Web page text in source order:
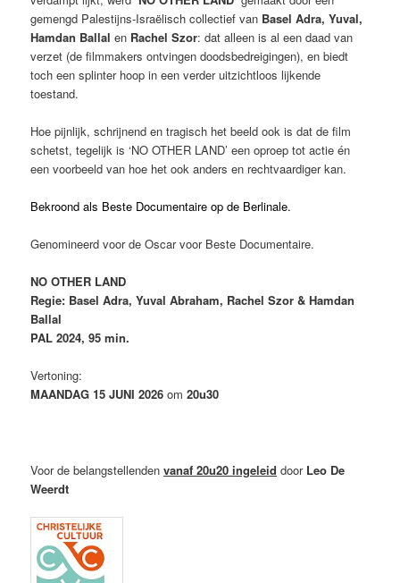
gemengd Palestijns-Israëlisch collectief van Basel Adra, Yuval,
Hamdan Ballal en Rachel Szor: dat alleen is al een daad van
verzet (de filmmakers ontvingen doodsbedreigingen), en biedt
toch een splinter hoop in een verder uitzichtloos lijkende
toestand.
Hoe pijnlijk, schrijnend en tragisch het beeld ook is dat de film
schetst, tegelijk is ‘NO OTHER LAND’ een oproep tot actie én
een voorbeeld van hoe het ook anders en rechtvaardiger kan.
Bekroond als Beste Documentaire op de Berlinale.
Genomineerd voor de Oscar voor Beste Documentaire.
NO OTHER LAND
Regie: Basel Adra, Yuval Abraham, Rachel Szor & Hamdan
Ballal
PAL 2024, 95 min.
Vertoning:
MAANDAG 15 JUNI 2026 om20u30
Voor de belangstellenden vanaf 20u20 ingeleid door Leo De
Weerdt